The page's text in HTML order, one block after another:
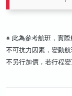
※ 此為參考航班，實
不可抗力因素，變動
不另行加價，若行程變